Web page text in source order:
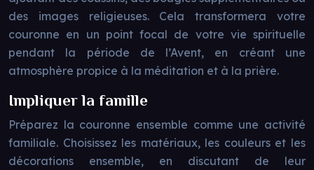
des images religieuses. Cela transformera votre
couronne en un point focal de votre vie spirituelle
pendant la période de l’Avent, en créant une
atmosphère propice à la méditation et à la prière.
Impliquer la famille
Préparez la couronne ensemble comme une activité
familiale. Choisissez les matériaux, les couleurs et les
décorations ensemble, en discutant de leur